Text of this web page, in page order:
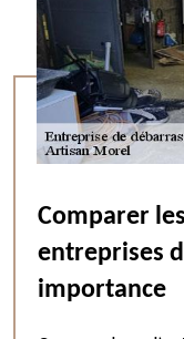
Comparer
entreprises
importance